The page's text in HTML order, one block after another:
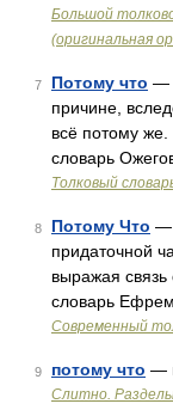
Большой
(оригинальная
7 Потому что —
причине,
всё потому
словарь
Толковый
8 Потому Что —
придаточной
выражая связь
словарь
Современный
9 потому что —
Слитно.